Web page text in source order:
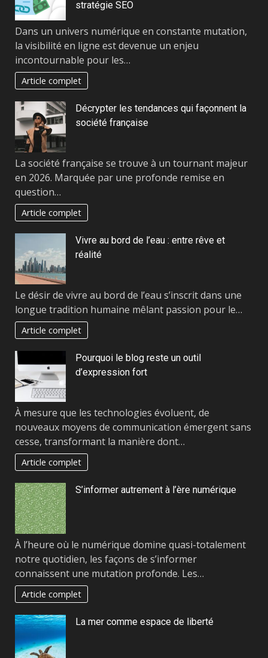
stratégie SEO
Dans un univers numérique en constante mutation,
la visibilité en ligne est devenue un enjeu
incontournable pour les…
Article complet
Décrypter les tendances qui façonnent la
société française
La société française se trouve à un tournant majeur
en 2026. Marquée par une profonde remise en
question…
Article complet
Vivre au bord de l’eau : entre rêve et
réalité
Le désir de vivre au bord de l’eau s’inscrit dans une
longue tradition humaine mêlant passion pour le…
Article complet
Pourquoi le blog reste un outil
d’expression fort
À mesure que les technologies évoluent, de
nouveaux moyens de communication émergent sans
cesse, transformant la manière dont…
Article complet
S’informer autrement à l’ère numérique
À l’heure où le numérique domine quasi-totalement
notre quotidien, les façons de s’informer
connaissent une mutation profonde. Les…
Article complet
La mer comme espace de liberté